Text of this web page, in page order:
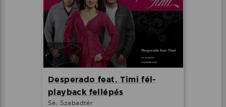
Desperado feat. Timi fél-
playback fellépés
Sé, Szabadtér